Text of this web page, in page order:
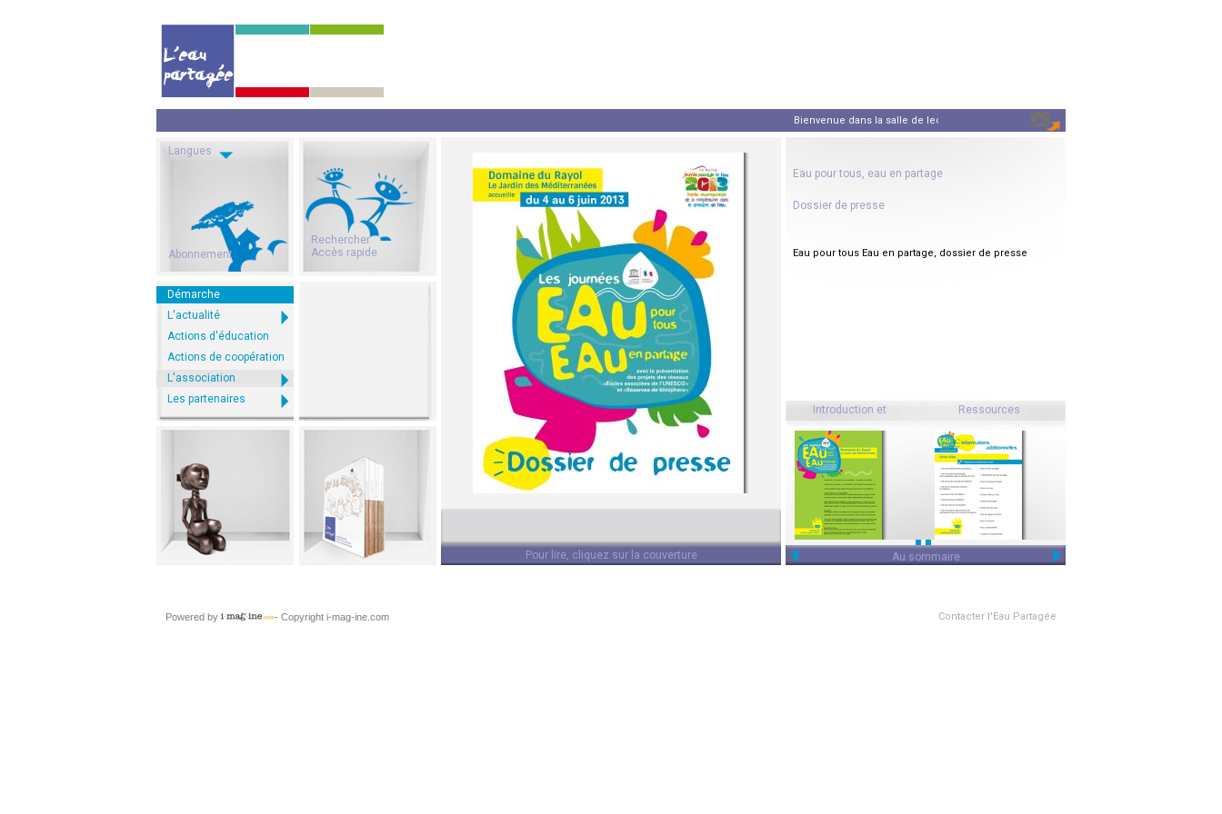
Bienvenue dans la salle de lecture partagée de... l'Eau partagée. Vous trouverez ici
Langues
Abonnement
Rechercher
Accès rapide
Démarche
L'actualité
Actions d'éducation
Actions de coopération
L'association
Les partenaires
Pour lire, cliquez sur la couverture
Eau pour tous, eau en partage
Dossier de presse
Eau pour tous Eau en partage, dossier de presse
Ressources 5 questions à ...
Introduction et
utilisation
Ressources
Au sommaire
Powered by - Copyright i-mag-ine.com Contacter l'Eau Partagée